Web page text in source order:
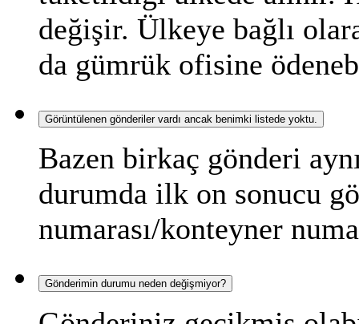
değişir. Ülkeye bağlı
da gümrük ofisine
Görüntülenen gönderiler vardı ancak benimki listede yoktu.
Bazen birkaç gönderi
durumda ilk on sonucu
numarası/konteyner
Gönderimin durumu neden değişmiyor?